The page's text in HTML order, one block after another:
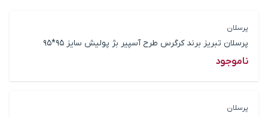
پرسلان
پرسلان تبریز برند کرگرس طرح آسپیر بژ پولیش سایز 95*95
ناموجود
پرسلان